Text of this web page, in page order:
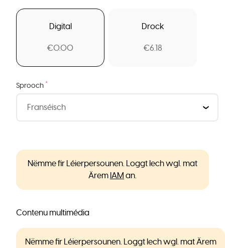
Digital
€0.00
Drock
€6.18
Sprooch *
Nëmme fir Léierpersounen. Loggt Iech wgl. mat
Ärem IAM an.
Contenu multimédia
Nëmme fir Léierpersounen. Loggt Iech wgl. mat Ärem